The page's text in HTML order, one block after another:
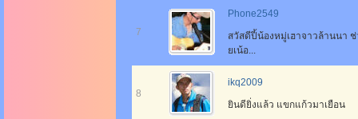
7
Phone2549
สวัสดีปี้น้องหมู่เฮาจาวล้านนา
ยเน้อ...
8
ikq2009
ยินดียิ่งแล้ว แขกแก้วมาเยือน